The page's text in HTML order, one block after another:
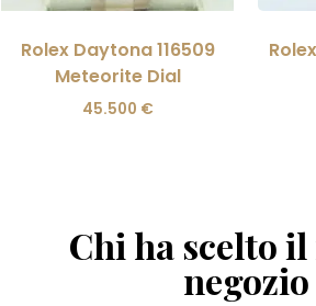
Rolex Daytona 116509
Meteorite Dial
45.500 €
Chi ha scelto
negozio